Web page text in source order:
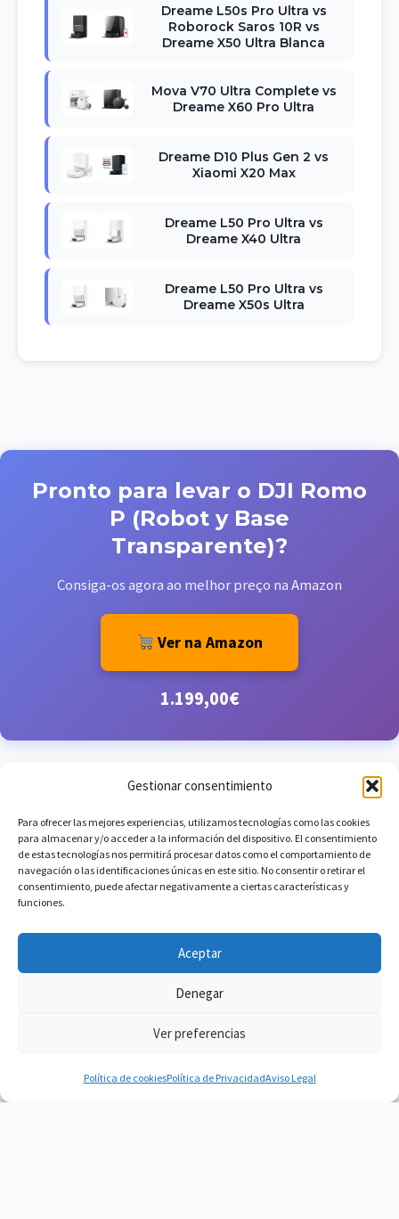
Gestionar consentimiento
Para ofrecer las mejores experiencias, utilizamos tecnologías como las cookies
para almacenar y/o acceder a la información del dispositivo. El consentimiento
de estas tecnologías nos permitirá procesar datos como el comportamiento de
navegación o las identificaciones únicas en este sitio. No consentir o retirar el
consentimiento, puede afectar negativamente a ciertas características y
funciones.
Aceptar
Denegar
Ver preferencias
Política de cookiesPolítica de PrivacidadAviso Legal
Dreame L50s Pro Ultra vs
Roborock Saros 10R vs
Dreame X50 Ultra Blanca
Mova V70 Ultra Complete vs
Dreame X60 Pro Ultra
Dreame D10 Plus Gen 2 vs
Xiaomi X20 Max
Dreame L50 Pro Ultra vs
Dreame X40 Ultra
Dreame L50 Pro Ultra vs
Dreame X50s Ultra
Pronto para levar o DJI Romo
P (Robot y Base
Transparente)?
Consiga-os agora ao melhor preço na Amazon
Ver na Amazon
1.199,00€